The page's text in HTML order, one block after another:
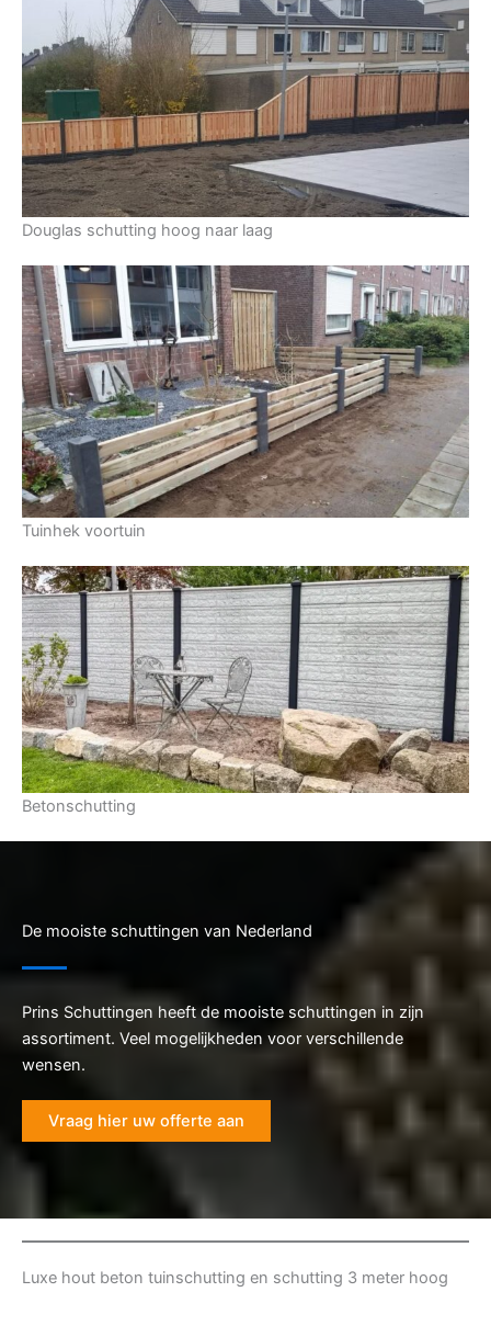
Douglas schutting hoog naar laag
Tuinhek voortuin
Betonschutting
De mooiste schuttingen van Nederland
Prins Schuttingen heeft de mooiste schuttingen in zijn
assortiment. Veel mogelijkheden voor verschillende
wensen.
Vraag hier uw offerte aan
Luxe hout beton tuinschutting en schutting 3 meter hoog